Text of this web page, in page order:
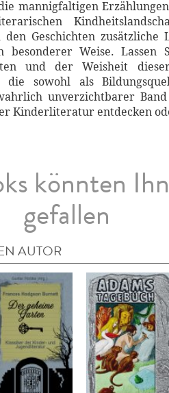
mannigfaltigen
Geschichten zusätzliche
besonderer Weise. Lassen
und der Weisheit
die sowohl als
unverzichtbarer
Kinderliteratur entdecken
könnten
gefallen
AUTOR